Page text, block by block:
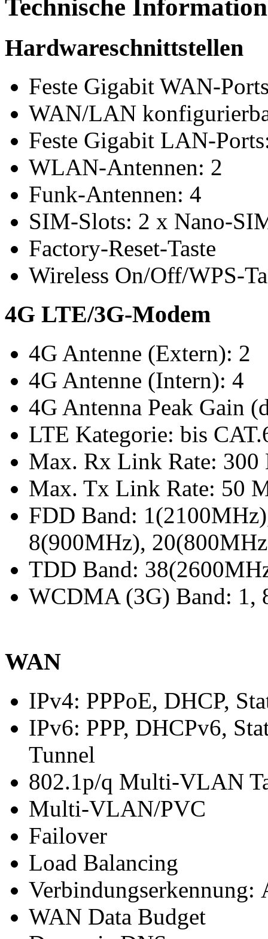
Technische
Hardwareschnittstellen
Feste Gigabit WAN-
WAN/LAN
Feste Gigabit LAN-
WLAN-Antennen: 2
Funk-Antennen: 4
SIM-Slots: 2 x Nano-
Factory-Reset-Taste
Wireless On/Off/WPS-
4G LTE/3G-Modem
4G Antenne (Extern): 2
4G Antenne (Intern): 4
4G Antenna Peak Gain
LTE Kategorie: bis
Max. Rx Link Rate: 300
Max. Tx Link Rate: 50
FDD Band:
8(900MHz),
TDD Band:
WCDMA (3G) Band: 1,
WAN
IPv4: PPPoE, DHCP,
IPv6: PPP, DHCPv6,
Tunnel
802.1p/q Multi-VLAN
Multi-VLAN/PVC
Failover
Load Balancing
Verbindungserkennung:
WAN Data Budget